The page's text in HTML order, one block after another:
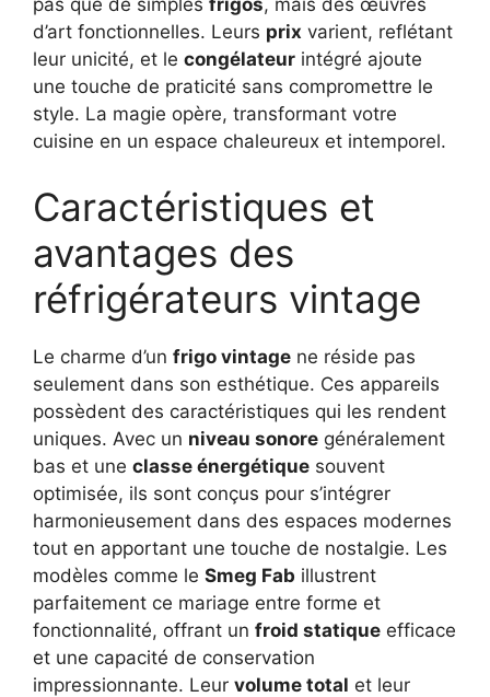
pas que de simples frigos, mais des œuvres
d’art fonctionnelles. Leurs prix varient, reflétant
leur unicité, et le congélateur intégré ajoute
une touche de praticité sans compromettre le
style. La magie opère, transformant votre
cuisine en un espace chaleureux et intemporel.
Caractéristiques et
avantages des
réfrigérateurs vintage
Le charme d’un frigo vintage ne réside pas
seulement dans son esthétique. Ces appareils
possèdent des caractéristiques qui les rendent
uniques. Avec un niveau sonore généralement
bas et une classe énergétique souvent
optimisée, ils sont conçus pour s’intégrer
harmonieusement dans des espaces modernes
tout en apportant une touche de nostalgie. Les
modèles comme le Smeg Fab illustrent
parfaitement ce mariage entre forme et
fonctionnalité, offrant un froid statique efficace
et une capacité de conservation
impressionnante. Leur volume total et leur